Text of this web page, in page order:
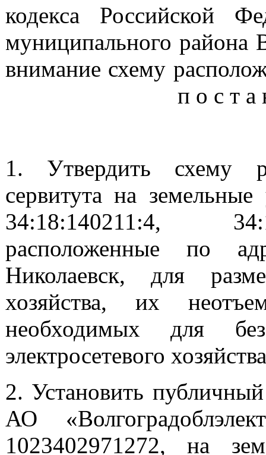
кодекса Российской
муниципального района
внимание схему
п о с т а н о
1. Утвердить схему
сервитута на
34:18:140211:4,
расположенные по
Николаевск, для
хозяйства, их
необходимых для
электросетевого
2. Установить
АО
1023402971272, на